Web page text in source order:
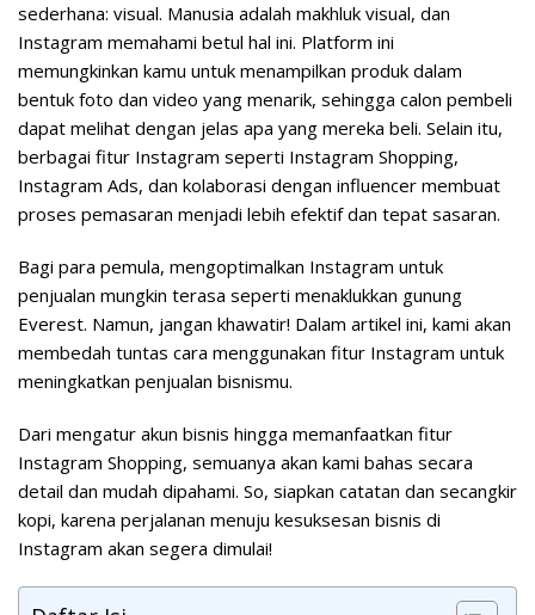
sederhana: visual. Manusia adalah makhluk visual, dan
Instagram memahami betul hal ini. Platform ini
memungkinkan kamu untuk menampilkan produk dalam
bentuk foto dan video yang menarik, sehingga calon pembeli
dapat melihat dengan jelas apa yang mereka beli. Selain itu,
berbagai fitur Instagram seperti Instagram Shopping,
Instagram Ads, dan kolaborasi dengan influencer membuat
proses pemasaran menjadi lebih efektif dan tepat sasaran.
Bagi para pemula, mengoptimalkan Instagram untuk
penjualan mungkin terasa seperti menaklukkan gunung
Everest. Namun, jangan khawatir! Dalam artikel ini, kami akan
membedah tuntas cara menggunakan fitur Instagram untuk
meningkatkan penjualan bisnismu.
Dari mengatur akun bisnis hingga memanfaatkan fitur
Instagram Shopping, semuanya akan kami bahas secara
detail dan mudah dipahami. So, siapkan catatan dan secangkir
kopi, karena perjalanan menuju kesuksesan bisnis di
Instagram akan segera dimulai!